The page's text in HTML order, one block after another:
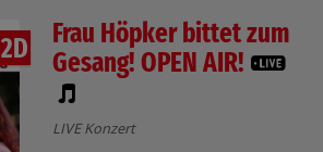
2D
Frau Höpker bittet zum
Gesang! OPEN AIR!
LIVE Konzert